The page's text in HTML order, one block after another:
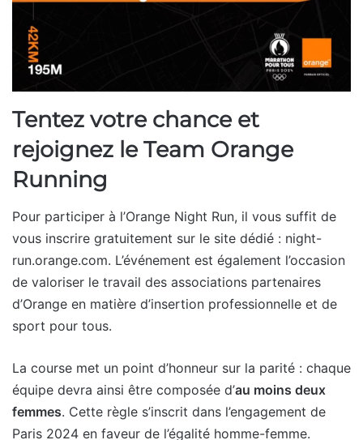
Tentez votre chance et
rejoignez le Team Orange
Running
Pour participer à l’Orange Night Run, il vous suffit de
vous inscrire gratuitement sur le site dédié : night-
run.orange.com. L’événement est également l’occasion
de valoriser le travail des associations partenaires
d’Orange en matière d’insertion professionnelle et de
sport pour tous.
La course met un point d’honneur sur la parité : chaque
équipe devra ainsi être composée d’au moins deux
femmes. Cette règle s’inscrit dans l’engagement de
Paris 2024 en faveur de l’égalité homme-femme.